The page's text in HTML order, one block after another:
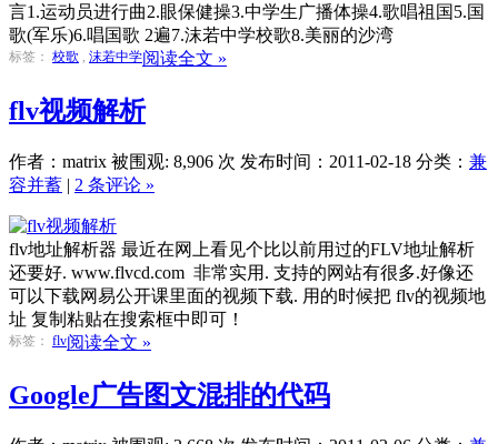
言1.运动员进行曲2.眼保健操3.中学生广播体操4.歌唱祖国5.国
歌(军乐)6.唱国歌 2遍7.沫若中学校歌8.美丽的沙湾
标签： 校歌 , 沫若中学阅读全文 »
flv视频解析
作者：matrix 被围观: 8,906 次 发布时间：2011-02-18 分类： 兼
容并蓄 | 2 条评论 »
flv地址解析器 最近在网上看见个比以前用过的FLV地址解析
还要好. www.flvcd.com 非常实用. 支持的网站有很多.好像还
可以下载网易公开课里面的视频下载. 用的时候把 flv的视频地
址 复制粘贴在搜索框中即可！
标签： flv阅读全文 »
Google广告图文混排的代码